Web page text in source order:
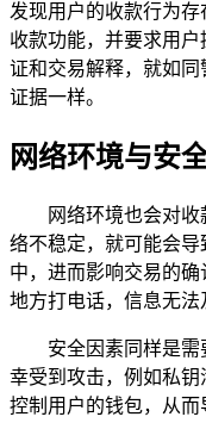
发现用户的收款行为存
收款功能，并要求用
证和交易解释，就如
证据一样。
网络环境与安
网络环境也会对
络不稳定，就可能会
中，进而影响交易的
地方打电话，信息无法
安全因素同样是
幸受到攻击，例如私
控制用户的钱包，从